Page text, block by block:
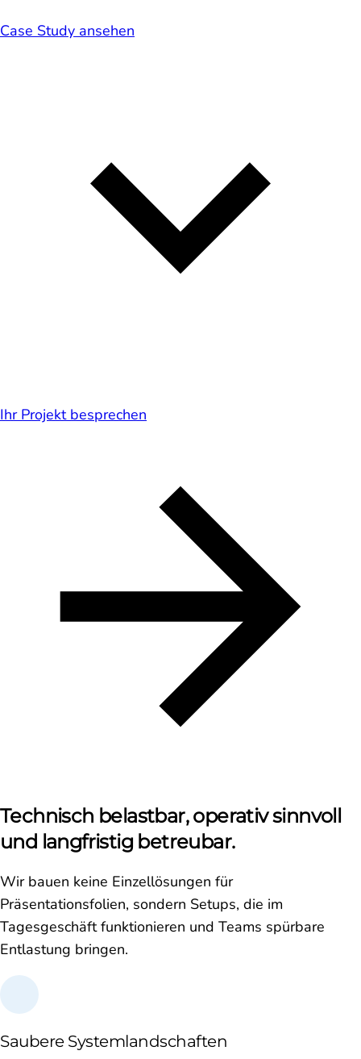
Case Study ansehen
Ihr Projekt besprechen
Technisch belastbar, operativ sinnvoll
und langfristig betreubar.
Wir bauen keine Einzellösungen für
Präsentationsfolien, sondern Setups, die im
Tagesgeschäft funktionieren und Teams spürbare
Entlastung bringen.
Saubere Systemlandschaften